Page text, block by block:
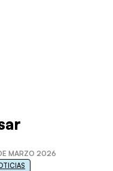
MARZO 2026